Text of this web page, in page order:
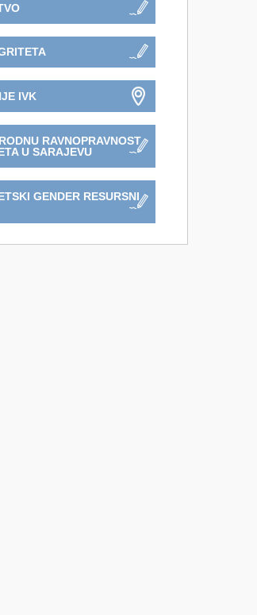
IVK
RAVNOPRAVNOST
U SARAJEVU
GENDER RESURSNI